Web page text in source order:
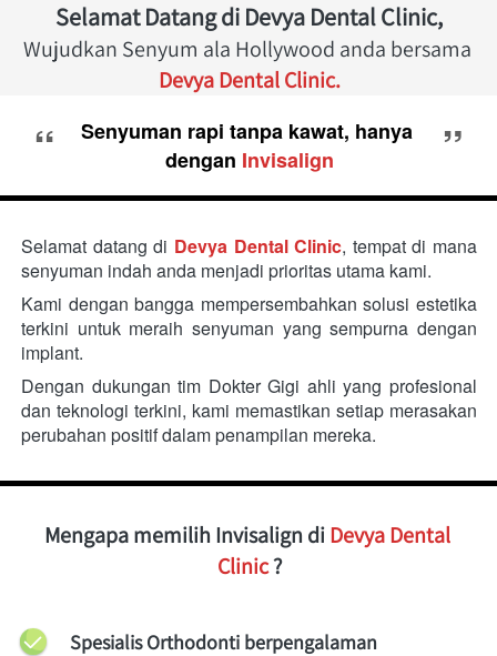
Selamat Datang di Devya Dental Clinic,
Devya Dental Clinic.
“
Senyuman rapi tanpa kawat, hanya
dengan Invisalign ”
Selamat datang di Devya Dental Clinic, tempat di mana
senyuman indah anda menjadi prioritas utama kami.
Kami dengan bangga mempersembahkan solusi estetika
terkini untuk meraih senyuman yang sempurna dengan
implant.
Dengan dukungan tim Dokter Gigi ahli yang profesional
dan teknologi terkini, kami memastikan setiap merasakan
perubahan positif dalam penampilan mereka.
Mengapa memilih Invisalign di Devya Dental
Clinic ?
Spesialis Orthodonti berpengalaman